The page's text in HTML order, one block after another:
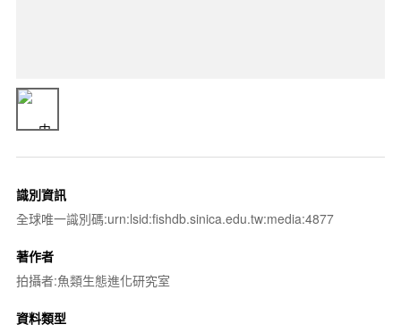
識別資訊
全球唯一識別碼:urn:lsid:fishdb.sinica.edu.tw:media:4877
著作者
拍攝者:魚類生態進化研究室
資料類型